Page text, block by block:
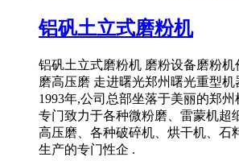
铝矾土立式磨粉机
铝矾土立式磨粉机 磨粉设备磨粉
磨高压磨 走进曙光郑州曙光重型
1993年,公司总部坐落于美丽的郑
专门致力于各种微粉磨、雷蒙机超
高压磨、各种破碎机、烘干机、石
生产的专门性企 .